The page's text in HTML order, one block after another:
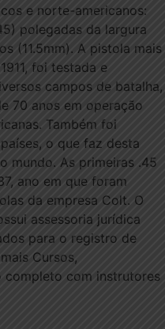
e norte-americanos:
polegadas da largura
(11.5mm). A pistola mais
foi testada e
campos de batalha,
70 anos em operação
Também foi
o que faz desta
mundo. As primeiras .45
ano em que foram
da empresa Colt. O
assessoria jurídica
para o registro de
Cursos,
completo com instrutores